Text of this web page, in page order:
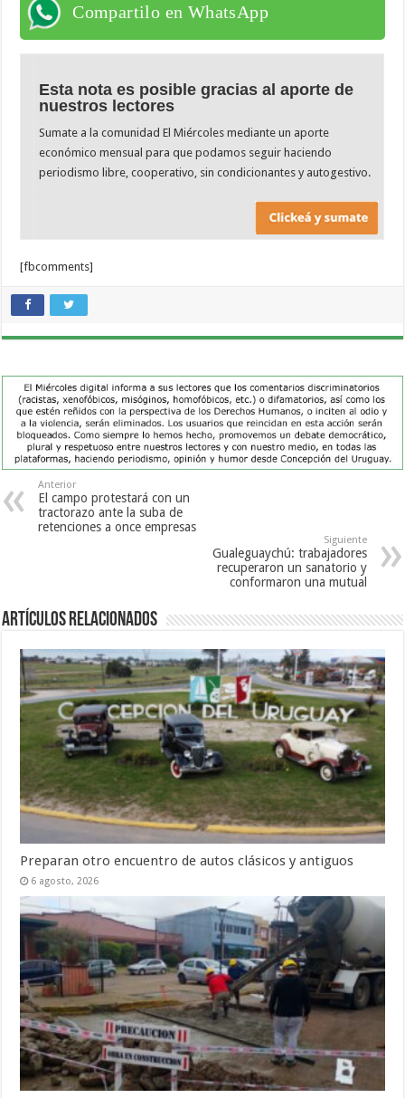
Compartilo en WhatsApp
Esta nota es posible gracias al aporte de
nuestros lectores
Sumate a la comunidad El Miércoles mediante un aporte
económico mensual para que podamos seguir haciendo
periodismo libre, cooperativo, sin condicionantes y autogestivo.
[fbcomments]
Anterior
El campo protestará con un
tractorazo ante la suba de
retenciones a once empresas
Siguiente
Gualeguaychú: trabajadores
recuperaron un sanatorio y
conformaron una mutual
Artículos Relacionados
Preparan otro encuentro de autos clásicos y antiguos
6 agosto, 2026